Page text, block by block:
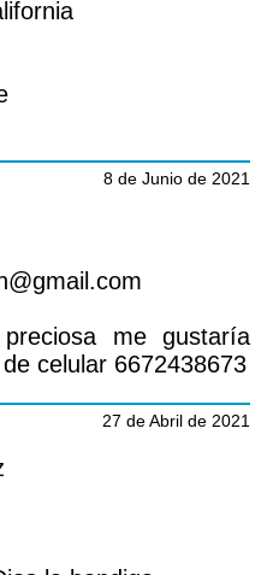
8 de Junio de 2021
me gustaría
celular 6672438673
27 de Abril de 2021